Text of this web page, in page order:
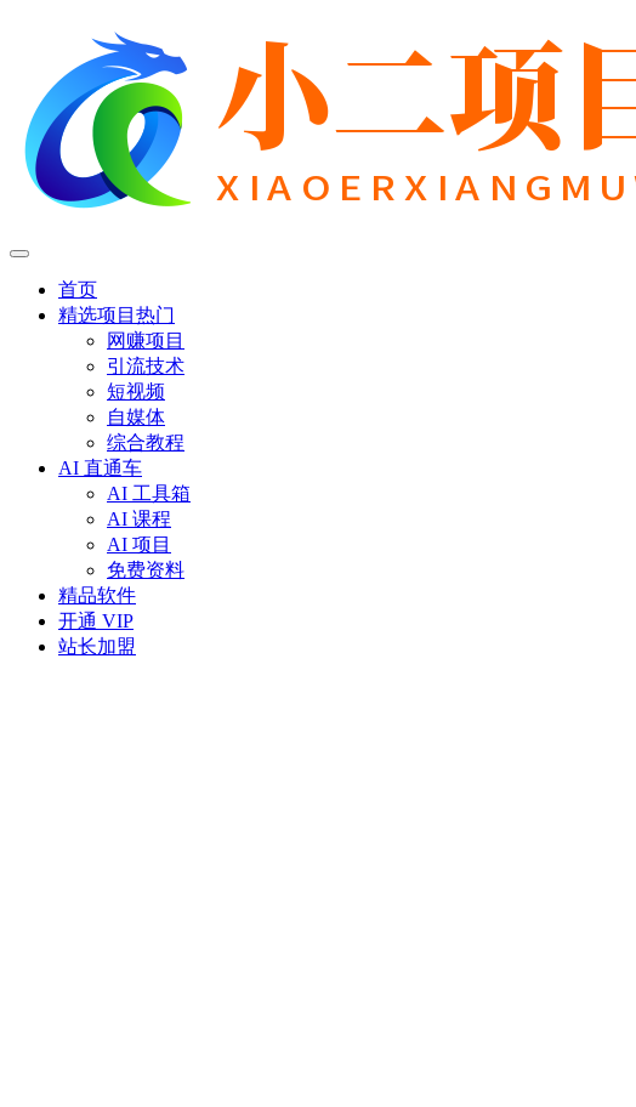
首页
精选项目 热门
网赚项目
引流技术
短视频
自媒体
综合教程
AI 直通车
AI 工具箱
AI 课程
AI 项目
免费资料
精品软件
开通 VIP
站长加盟